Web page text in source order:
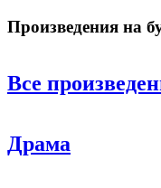
Произведения на
Все
Драма